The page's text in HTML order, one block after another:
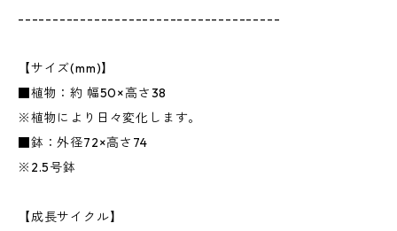
--------------------------------------
【サイズ(mm)】
■植物：約 幅50×高さ38
※植物により日々変化します。
■鉢：外径72×高さ74
※2.5号鉢
【成長サイクル】